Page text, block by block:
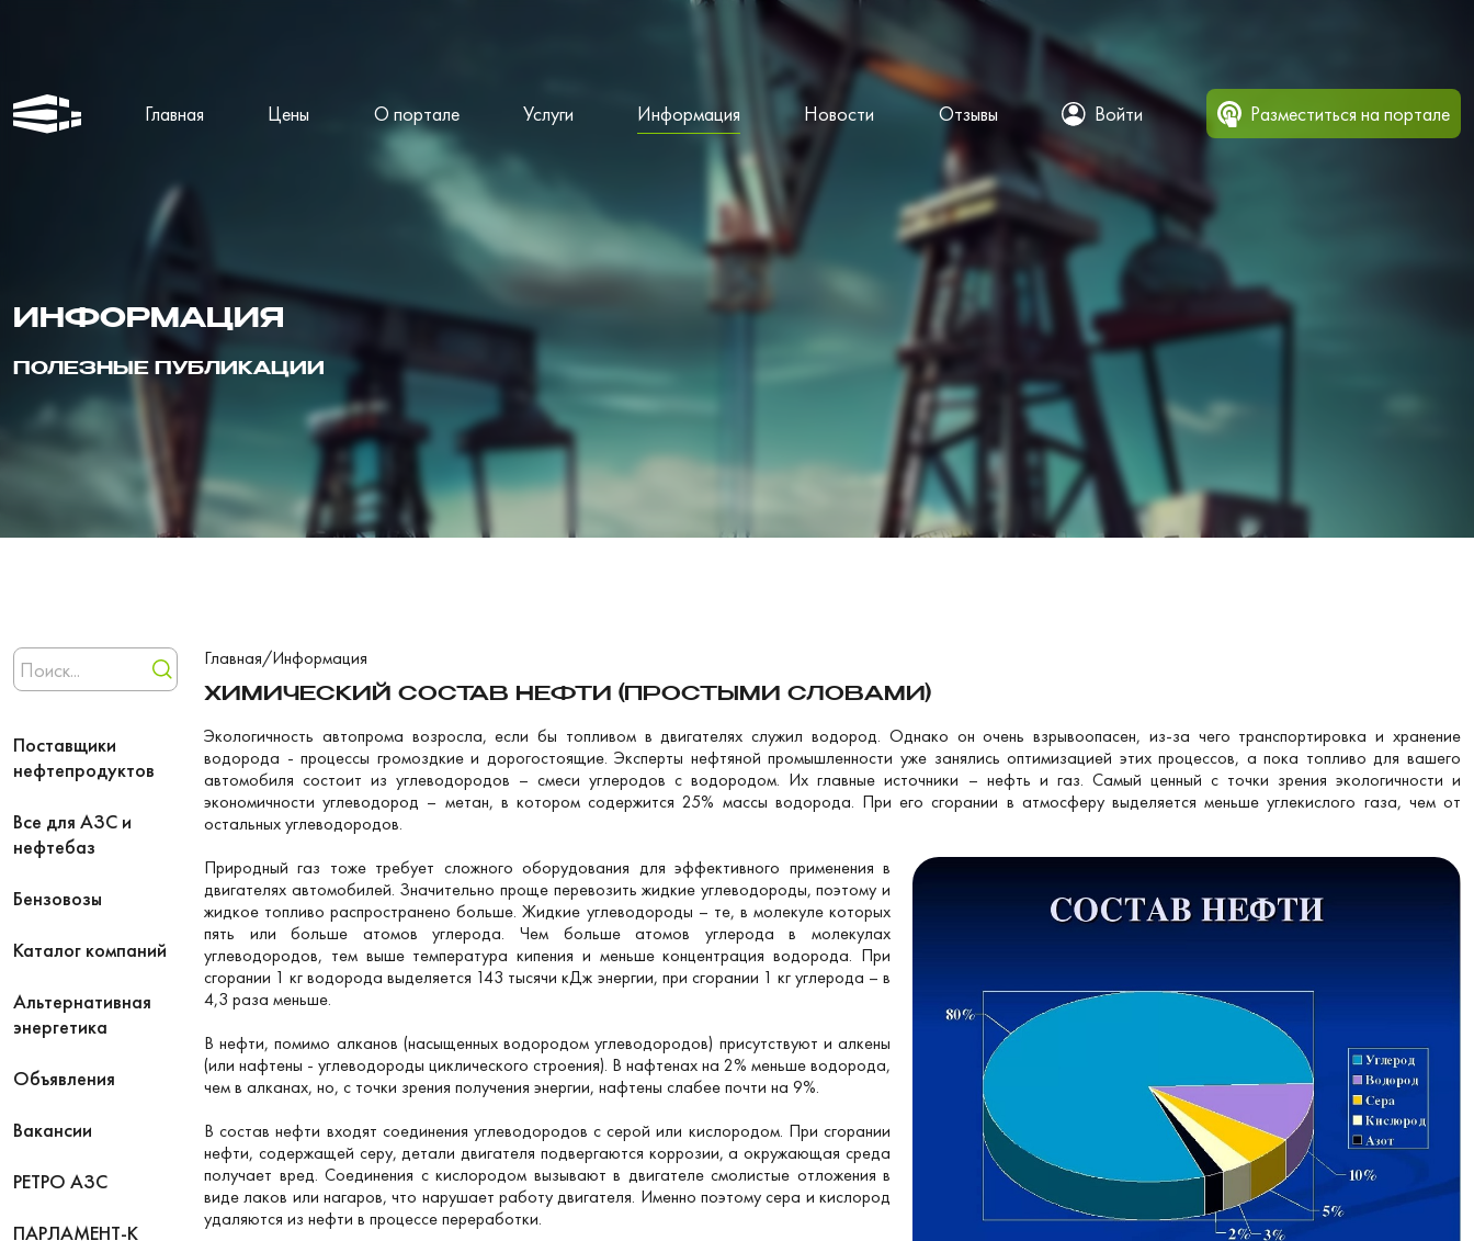
Главная Цены О портале Услуги Информация Новости Отзывы Войти Разместиться на портале
ИНФОРМАЦИЯ
ПОЛЕЗНЫЕ ПУБЛИКАЦИИ
Поставщики
нефтепродуктов
Все для АЗС и
нефтебаз
Бензовозы
Каталог компаний
Альтернативная
энергетика
Объявления
Вакансии
РЕТРО АЗС
ПАРЛАМЕНТ-К
Главная/Информация
ХИМИЧЕСКИЙ СОСТАВ НЕФТИ (ПРОСТЫМИ СЛОВАМИ)
Экологичность автопрома возросла, если бы топливом в двигателях служил водород. Однако он очень взрывоопасен, из-за чего транспортировка и хранение
водорода - процессы громоздкие и дорогостоящие. Эксперты нефтяной промышленности уже занялись оптимизацией этих процессов, а пока топливо для вашего
автомобиля состоит из углеводородов – смеси углеродов с водородом. Их главные источники – нефть и газ. Самый ценный с точки зрения экологичности и
экономичности углеводород – метан, в котором содержится 25% массы водорода. При его сгорании в атмосферу выделяется меньше углекислого газа, чем от
остальных углеводородов.
Природный газ тоже требует сложного оборудования для эффективного применения в
двигателях автомобилей. Значительно проще перевозить жидкие углеводороды, поэтому и
жидкое топливо распространено больше. Жидкие углеводороды – те, в молекуле которых
пять или больше атомов углерода. Чем больше атомов углерода в молекулах
углеводородов, тем выше температура кипения и меньше концентрация водорода. При
сгорании 1 кг водорода выделяется 143 тысячи кДж энергии, при сгорании 1 кг углерода – в
4,3 раза меньше.
В нефти, помимо алканов (насыщенных водородом углеводородов) присутствуют и алкены
(или нафтены - углеводороды циклического строения). В нафтенах на 2% меньше водорода,
чем в алканах, но, с точки зрения получения энергии, нафтены слабее почти на 9%.
В состав нефти входят соединения углеводородов с серой или кислородом. При сгорании
нефти, содержащей серу, детали двигателя подвергаются коррозии, а окружающая среда
получает вред. Соединения с кислородом вызывают в двигателе смолистые отложения в
виде лаков или нагаров, что нарушает работу двигателя. Именно поэтому сера и кислород
удаляются из нефти в процессе переработки.